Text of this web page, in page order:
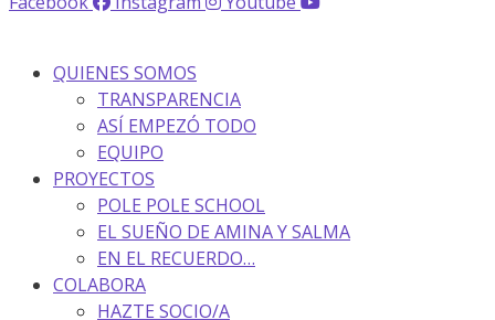
QUIENES SOMOS
TRANSPARENCIA
ASÍ EMPEZÓ TODO
EQUIPO
PROYECTOS
POLE POLE SCHOOL
EL SUEÑO DE AMINA Y SALMA
EN EL RECUERDO…
COLABORA
HAZTE SOCIO/A